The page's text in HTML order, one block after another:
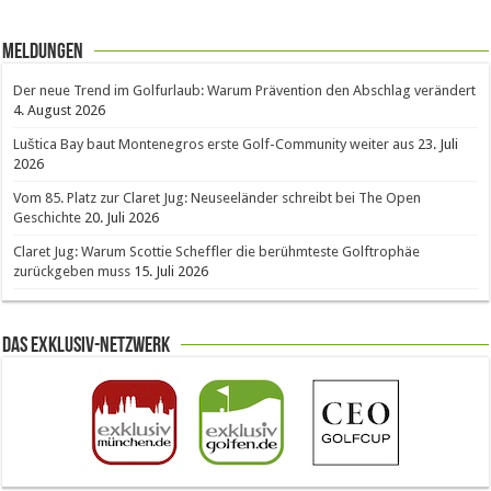
Meldungen
Der neue Trend im Golfurlaub: Warum Prävention den Abschlag verändert
4. August 2026
Luštica Bay baut Montenegros erste Golf-Community weiter aus 23. Juli
2026
Vom 85. Platz zur Claret Jug: Neuseeländer schreibt bei The Open
Geschichte 20. Juli 2026
Claret Jug: Warum Scottie Scheffler die berühmteste Golftrophäe
zurückgeben muss 15. Juli 2026
Das Exklusiv-Netzwerk